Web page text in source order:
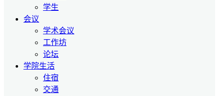
学生
会议
学术会议
工作坊
论坛
学院生活
住宿
交通